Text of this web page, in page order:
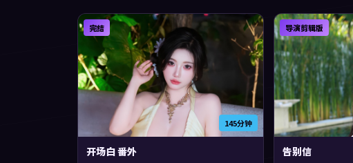
145分钟
完结
开场白 番外
导演剪辑版
告别信